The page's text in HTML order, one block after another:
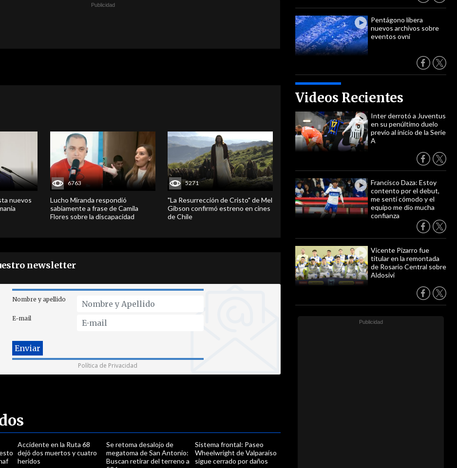
Pentágono libera
nuevos archivos sobre
eventos ovni
Videos Recientes
Inter derrotó a Juventus
en su penúltimo duelo
previo al inicio de la Serie
A
Francisco Daza: Estoy
contento por el debut,
me sentí cómodo y el
equipo me dio mucha
confianza
Vicente Pizarro fue
titular en la remontada
de Rosario Central sobre
Aldosivi
nuevos
6763
Lucho Miranda respondió
sabiamente a frase de Camila
Flores sobre la discapacidad
5271
"La Resurrección de Cristo" de Mel
Gibson confirmó estreno en cines
de Chile
newsletter
Nombre y apellido
E-mail
Política de Privacidad
Accidente en la Ruta 68
dejó dos muertos y cuatro
heridos
Se retoma desalojo de
megatoma de San Antonio:
Buscan retirar del terreno a
Sistema frontal: Paseo
Wheelwright de Valparaíso
sigue cerrado por daños